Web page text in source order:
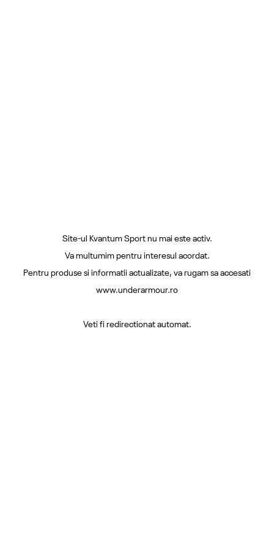
Site-ul Kvantum Sport nu mai este activ.
Va multumim pentru interesul acordat.
Pentru produse si informatii actualizate, va rugam sa accesati
www.underarmour.ro
Veti fi redirectionat automat.